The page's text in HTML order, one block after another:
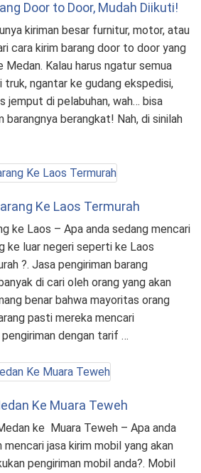
Door to Door, Mudah Diikuti!
kiriman besar furnitur, motor, atau
cara kirim barang door to door yang
Kalau harus ngatur semua
truk, ngantar ke gudang ekspedisi,
jemput di pelabuhan, wah… bisa
barangnya berangkat! Nah, di sinilah
Ke Laos Termurah
ke Laos – Apa anda sedang mencari
ke luar negeri seperti ke Laos
?. Jasa pengiriman barang
di cari oleh orang yang akan
benar bahwa mayoritas orang
pasti mereka mencari
dengan tarif …
Ke Muara Teweh
ke Muara Teweh – Apa anda
jasa kirim mobil yang akan
pengiriman mobil anda?. Mobil